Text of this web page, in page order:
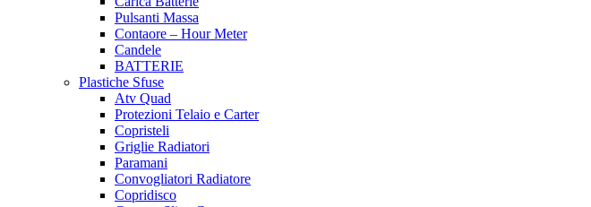
Pulsanti Massa
Contaore – Hour Meter
Candele
BATTERIE
Plastiche Sfuse
Atv Quad
Protezioni Telaio e Carter
Copristeli
Griglie Radiatori
Paramani
Convogliatori Radiatore
Copridisco